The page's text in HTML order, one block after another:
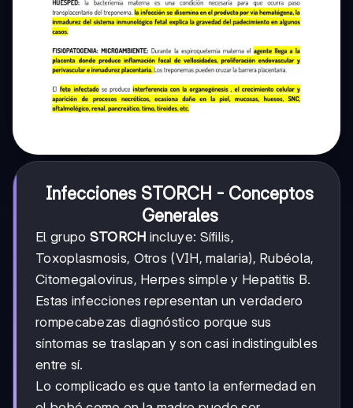
Infecciones STORCH - Conceptos
Generales
El grupo STORCH incluye: Sífilis,
Toxoplasmosis, Otros (VIH, malaria), Rubéola,
Citomegalovirus, Herpes simple y Hepatitis B.
Estas infecciones representan un verdadero
rompecabezas diagnóstico porque sus
síntomas se traslapan y son casi indistinguibles
entre sí.
Lo complicado es que tanto la enfermedad en